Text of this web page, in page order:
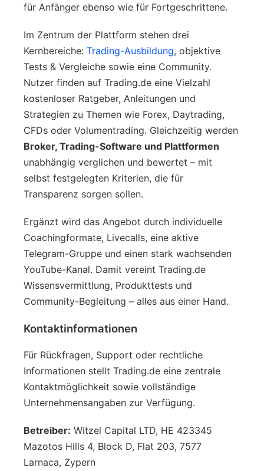
für Anfänger ebenso wie für Fortgeschrittene.
Im Zentrum der Plattform stehen drei
Kernbereiche: Trading-Ausbildung, objektive
Tests & Vergleiche sowie eine Community.
Nutzer finden auf Trading.de eine Vielzahl
kostenloser Ratgeber, Anleitungen und
Strategien zu Themen wie Forex, Daytrading,
CFDs oder Volumentrading. Gleichzeitig werden
Broker, Trading-Software und Plattformen
unabhängig verglichen und bewertet – mit
selbst festgelegten Kriterien, die für
Transparenz sorgen sollen.
Ergänzt wird das Angebot durch individuelle
Coachingformate, Livecalls, eine aktive
Telegram-Gruppe und einen stark wachsenden
YouTube-Kanal. Damit vereint Trading.de
Wissensvermittlung, Produkttests und
Community-Begleitung – alles aus einer Hand.
Kontaktinformationen
Für Rückfragen, Support oder rechtliche
Informationen stellt Trading.de eine zentrale
Kontaktmöglichkeit sowie vollständige
Unternehmensangaben zur Verfügung.
Betreiber: Witzel Capital LTD, HE 423345
Mazotos Hills 4, Block D, Flat 203, 7577
Larnaca, Zypern